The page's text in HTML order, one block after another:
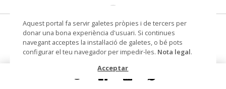
got
Datació Segona meitat segle XVIII -
primera meitat segle XIX
Aquest portal fa servir galetes pròpies i de tercers per
donar una bona experiència d'usuari. Si continues
navegant acceptes la instal·lació de galetes, o bé pots
configurar el teu navegador per impedir-les. Nota legal.
Acceptar